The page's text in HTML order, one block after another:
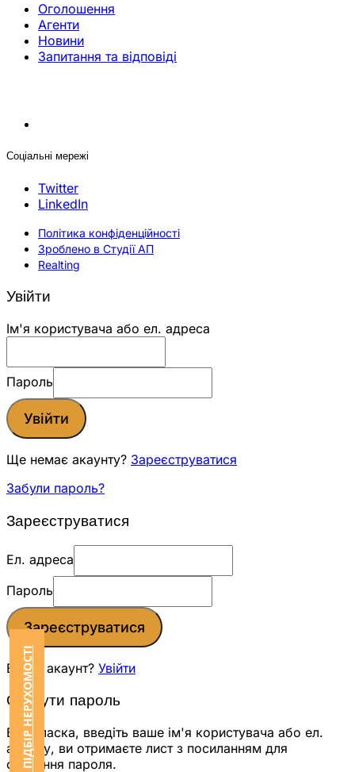
Оголошення
Агенти
Новини
Запитання та відповіді
Соціальні мережі
Twitter
LinkedIn
Політика конфіденційності
Зроблено в Студії АП
Realting
Увійти
Ім'я користувача або ел. адреса
Пароль
Увійти
Ще немає акаунту? Зареєструватися
Забули пароль?
Зареєструватися
Ел. адреса
Пароль
Зареєструватися
Вже є акаунт? Увійти
Скинути пароль
Будь ласка, введіть ваше ім'я користувача або ел.
адресу, ви отримаєте лист з посиланням для
скидання пароля.